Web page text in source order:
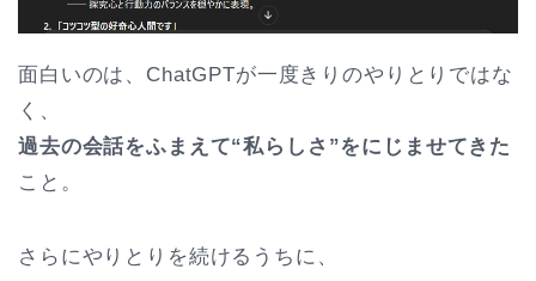
面白いのは、ChatGPTが一度きりのやりとりではな
く、
過去の会話をふまえて“私らしさ”をにじませてきた
こと。
さらにやりとりを続けるうちに、